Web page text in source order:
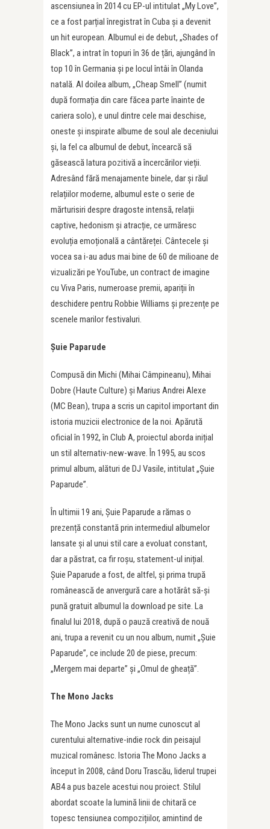
ascensiunea în 2014 cu EP-ul intitulat „My Love”,
ce a fost parțial înregistrat în Cuba și a devenit
un hit european. Albumul ei de debut, „Shades of
Black”, a intrat în topuri în 36 de țări, ajungând în
top 10 în Germania și pe locul întâi în Olanda
natală. Al doilea album, „Cheap Smell” (numit
după formația din care făcea parte înainte de
cariera solo), e unul dintre cele mai deschise,
oneste și inspirate albume de soul ale deceniului
și, la fel ca albumul de debut, încearcă să
găsească latura pozitivă a încercărilor vieții.
Adresând fără menajamente binele, dar și răul
relațiilor moderne, albumul este o serie de
mărturisiri despre dragoste intensă, relații
captive, hedonism și atracție, ce urmăresc
evoluția emoțională a cântăreței. Cântecele și
vocea sa i-au adus mai bine de 60 de milioane de
vizualizări pe YouTube, un contract de imagine
cu Viva Paris, numeroase premii, apariții în
deschidere pentru Robbie Williams și prezențe pe
scenele marilor festivaluri.
Șuie Paparude
Compusă din Michi (Mihai Câmpineanu), Mihai
Dobre (Haute Culture) și Marius Andrei Alexe
(MC Bean), trupa a scris un capitol important din
istoria muzicii electronice de la noi. Apărută
oficial în 1992, în Club A, proiectul aborda inițial
un stil alternativ-new-wave. În 1995, au scos
primul album, alături de DJ Vasile, intitulat „Șuie
Paparude”.
În ultimii 19 ani, Șuie Paparude a rămas o
prezență constantă prin intermediul albumelor
lansate și al unui stil care a evoluat constant,
dar a păstrat, ca fir roșu, statement-ul inițial.
Șuie Paparude a fost, de altfel, și prima trupă
românească de anvergură care a hotărât să-și
pună gratuit albumul la download pe site. La
finalul lui 2018, după o pauză creativă de nouă
ani, trupa a revenit cu un nou album, numit „Șuie
Paparude”, ce include 20 de piese, precum:
„Mergem mai departe” și „Omul de gheață”.
The Mono Jacks
The Mono Jacks sunt un nume cunoscut al
curentului alternative-indie rock din peisajul
muzical românesc. Istoria The Mono Jacks a
început în 2008, când Doru Trascău, liderul trupei
AB4 a pus bazele acestui nou proiect. Stilul
abordat scoate la lumină linii de chitară ce
topesc tensiunea compozițiilor, amintind de